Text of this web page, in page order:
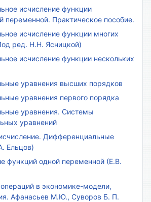
исчисление функции
переменной. Практическое пособие.
исчисление функции многих
ред. Н.Н. Ясницкой)
исчисление функции нескольких
уравнения высших порядков
уравнения первого порядка
уравнения. Системы
уравнений
Дифференциальные
Ельцов)
функций одной переменной (Е.В.
в экономике-модели,
Афанасьев М.Ю., Суворов Б. П.